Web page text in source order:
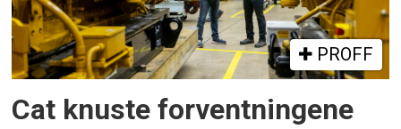
PROFF
Cat knuste forventningene